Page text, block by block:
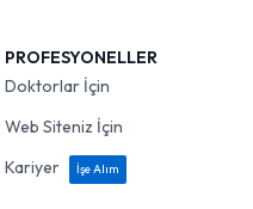
PROFESYONELLER
Doktorlar İçin
Web Siteniz İçin
Kariyer
İşe Alım